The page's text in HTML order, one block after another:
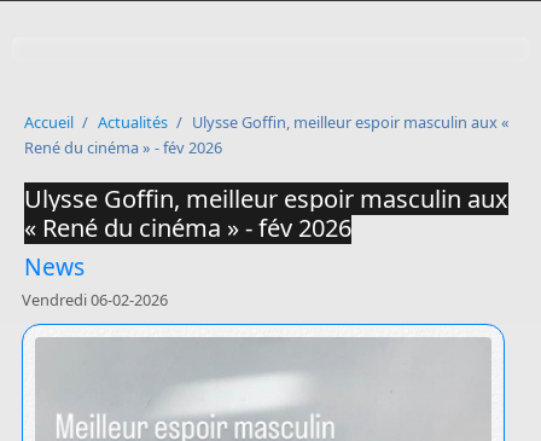
Accueil / Actualités / Ulysse Goffin, meilleur espoir masculin aux «
René du cinéma » - fév 2026
Ulysse Goffin, meilleur espoir masculin aux
« René du cinéma » - fév 2026
News
Vendredi 06-02-2026